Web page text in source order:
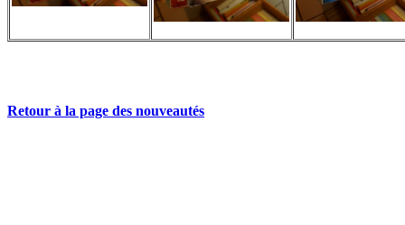
Retour à la page des nouveautés